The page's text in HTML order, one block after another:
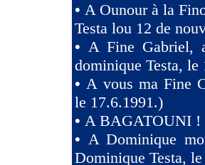
• A Ounour à la
Testa lou 12 de
• A Fine Gabriel,
dominique Testa, le
•A vous ma Fine
le 17.6.1991.)
• A BAGATOUNI !
• A Dominique
Dominique Testa,